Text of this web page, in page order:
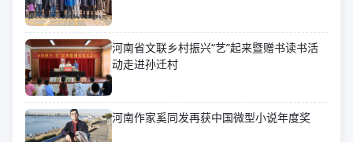
河南省文联乡村振兴“艺”起来暨赠书读书活
动走进孙迁村
河南作家奚同发再获中国微型小说年度奖